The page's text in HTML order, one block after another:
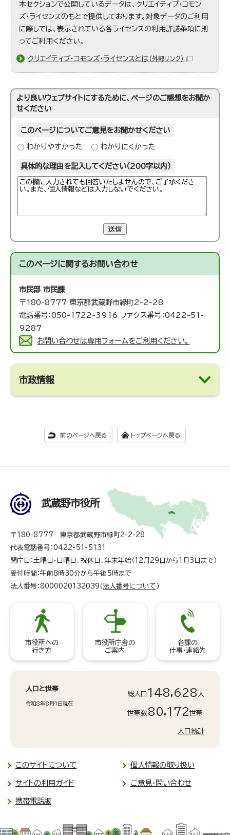
本セクションで公開しているデータは、クリエイティブ・コモン
ズ・ライセンスのもとで提供しております。対象データのご利用
に際しては、表示されている各ライセンスの利用許諾条項に則
ってご利用ください。
クリエイティブ・コモンズ・ライセンスとは （外部リンク）
より良いウェブサイトにするために、ページのご感想をお聞か
せください
このページについてご意見をお聞かせください
わかりやすかった わかりにくかった
具体的な理由を記入してください（200字以内）
送信
このページに関するお問い合わせ
市民部 市民課
〒180-8777 東京都武蔵野市緑町2-2-28
電話番号：050-1722-3916 ファクス番号：0422-51-
9287
お問い合わせは専用フォームをご利用ください。
市政情報
前のページへ戻る トップページへ戻る
武蔵野市役所
〒180-8777 東京都武蔵野市緑町2-2-28
代表電話番号：0422-51-5131
閉庁日：土曜日・日曜日、祝休日、年末年始（12月29日から1月3日まで）
受付時間：午前8時30分から午後5時まで
法人番号：8000020132039（ 法人番号について ）
市役所への
行き方
市役所庁舎の
ご案内
各課の
仕事・連絡先
人口と世帯
令和8年8月1日現在
総人口 148,628 人
世帯数80,172世帯
人口統計
このサイトについて 個人情報の取り扱い
サイトの利用ガイド ご意見・問い合わせ
携帯電話版